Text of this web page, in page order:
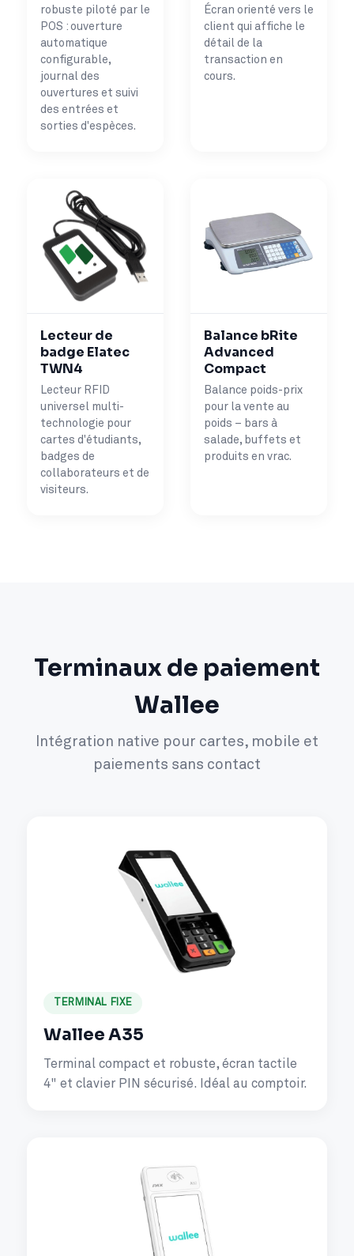
robuste piloté par le
POS : ouverture
automatique
configurable,
journal des
ouvertures et suivi
des entrées et
sorties d'espèces.
Écran orienté vers le
client qui affiche le
détail de la
transaction en
cours.
Lecteur de
badge Elatec
TWN4
Lecteur RFID
universel multi-
technologie pour
cartes d'étudiants,
badges de
collaborateurs et de
visiteurs.
Balance bRite
Advanced
Compact
Balance poids-prix
pour la vente au
poids – bars à
salade, buffets et
produits en vrac.
Terminaux de paiement
Wallee
Intégration native pour cartes, mobile et
paiements sans contact
TERMINAL FIXE
Wallee A35
Terminal compact et robuste, écran tactile
4" et clavier PIN sécurisé. Idéal au comptoir.